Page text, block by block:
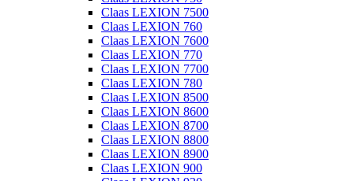
Claas LEXION 7500
Claas LEXION 760
Claas LEXION 7600
Claas LEXION 770
Claas LEXION 7700
Claas LEXION 780
Claas LEXION 8500
Claas LEXION 8600
Claas LEXION 8700
Claas LEXION 8800
Claas LEXION 8900
Claas LEXION 900